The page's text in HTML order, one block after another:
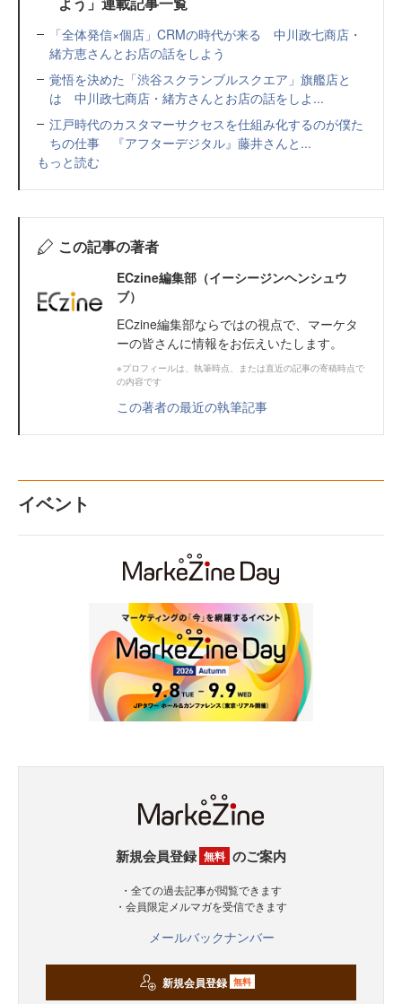
「全体発信×個店」CRMの時代が来る 中川政七商店・
緒方恵さんとお店の話をしよう
覚悟を決めた「渋谷スクランブルスクエア」旗艦店と
は 中川政七商店・緒方さんとお店の話をしよ...
江戸時代のカスタマーサクセスを仕組み化するのが僕た
ちの仕事 『アフターデジタル』藤井さんと...
もっと読む
この記事の著者
ECzine編集部（イーシージンヘンシュウ
ブ）
ECzine編集部ならではの視点で、マーケタ
ーの皆さんに情報をお伝えいたします。
※プロフィールは、執筆時点、または直近の記事の寄稿時点で
の内容です
この著者の最近の執筆記事
イベント
新規会員登録 無料 のご案内
・全ての過去記事が閲覧できます
・会員限定メルマガを受信できます
メールバックナンバー
新規会員登録 無料